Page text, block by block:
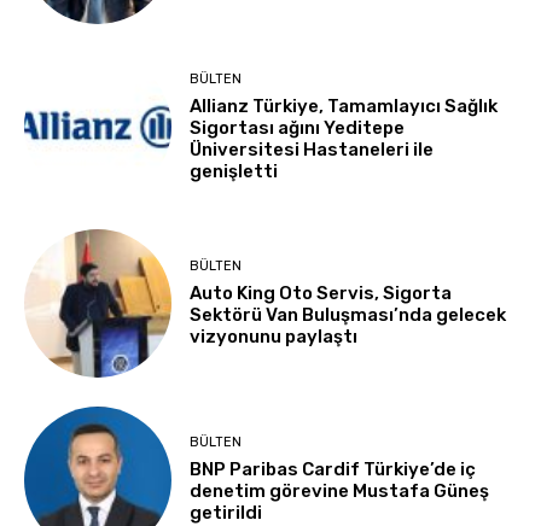
BÜLTEN
Allianz Türkiye, Tamamlayıcı Sağlık
Sigortası ağını Yeditepe
Üniversitesi Hastaneleri ile
genişletti
BÜLTEN
Auto King Oto Servis, Sigorta
Sektörü Van Buluşması’nda gelecek
vizyonunu paylaştı
BÜLTEN
BNP Paribas Cardif Türkiye’de iç
denetim görevine Mustafa Güneş
getirildi